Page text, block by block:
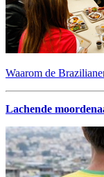
Waarom de
Lachende